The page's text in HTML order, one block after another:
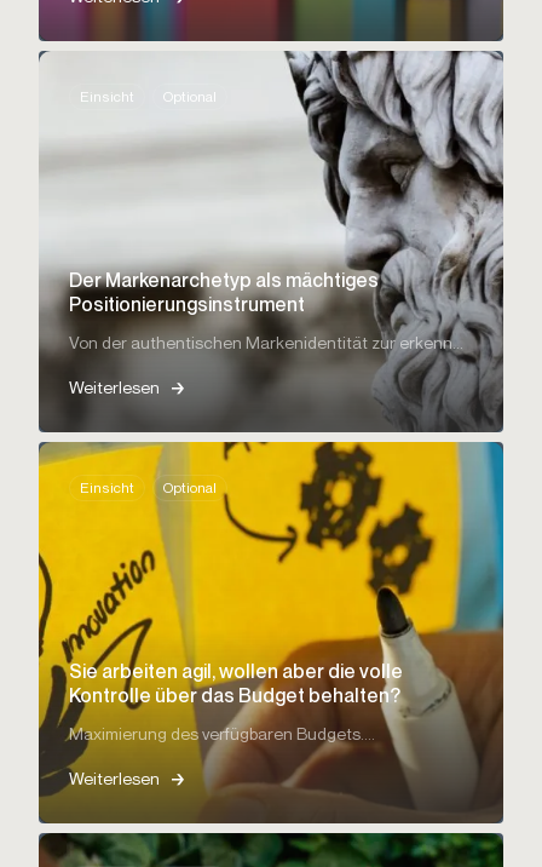
Einsicht Optional
Der Markenarchetyp als mächtiges
Positionierungsinstrument
Von der authentischen Markenidentität zur erkenn...
Weiterlesen
Einsicht Optional
Sie arbeiten agil, wollen aber die volle
Kontrolle über das Budget behalten?
Maximierung des verfügbaren Budgets....
Weiterlesen